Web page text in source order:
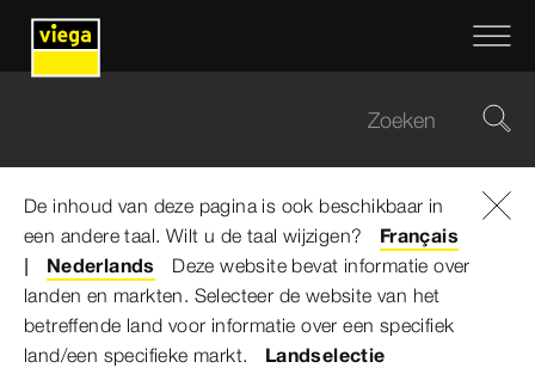
De inhoud van deze pagina is ook beschikbaar in
een andere taal. Wilt u de taal wijzigen?
Français
Nederlands
Deze website bevat informatie over
landen en markten. Selecteer de website van het
betreffende land voor informatie over een specifiek
land/een specifieke markt.
Landselectie
Viega Belgium ... Het gebouw van de toekomst
Het gebouw van de toekomst